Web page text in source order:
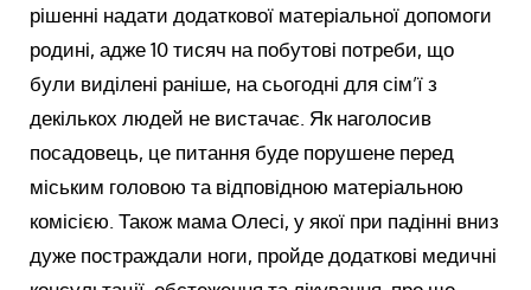
рішенні надати додаткової матеріальної допомоги
родині, адже 10 тисяч на побутові потреби, що
були виділені раніше, на сьогодні для сім’ї з
декількох людей не вистачає. Як наголосив
посадовець, це питання буде порушене перед
міським головою та відповідною матеріальною
комісією. Також мама Олесі, у якої при падінні вниз
дуже постраждали ноги, пройде додаткові медичні